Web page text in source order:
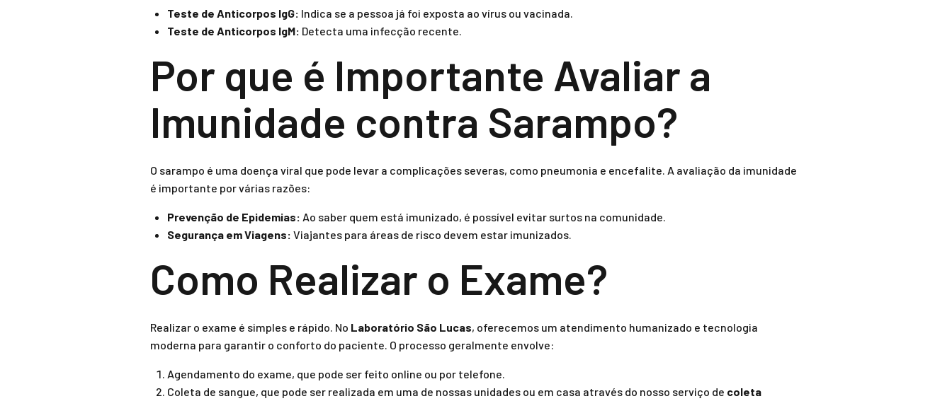
Teste de Anticorpos IgG: Indica se a pessoa já foi exposta ao vírus ou vacinada.
Teste de Anticorpos IgM: Detecta uma infecção recente.
Por que é Importante Avaliar a
Imunidade contra Sarampo?
O sarampo é uma doença viral que pode levar a complicações severas, como pneumonia e encefalite. A avaliação da imunidade
é importante por várias razões:
Prevenção de Epidemias: Ao saber quem está imunizado, é possível evitar surtos na comunidade.
Segurança em Viagens: Viajantes para áreas de risco devem estar imunizados.
Como Realizar o Exame?
Realizar o exame é simples e rápido. No Laboratório São Lucas, oferecemos um atendimento humanizado e tecnologia
moderna para garantir o conforto do paciente. O processo geralmente envolve:
Agendamento do exame, que pode ser feito online ou por telefone.
Coleta de sangue, que pode ser realizada em uma de nossas unidades ou em casa através do nosso serviço de coleta